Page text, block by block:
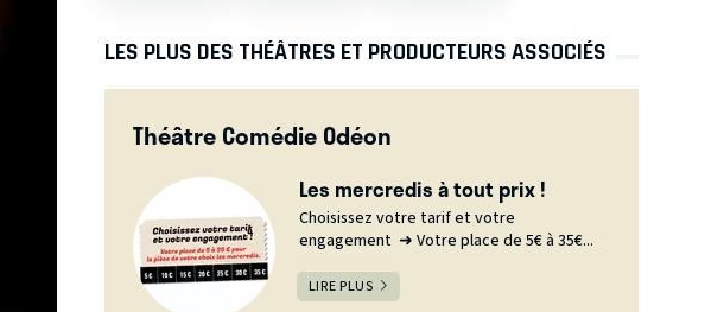
LES PLUS DES THÉÂTRES ET PRODUCTEURS ASSOCIÉS
Théâtre Comédie Odéon
Les mercredis à tout prix !
Choisissez votre tarif et votre
engagement ➜ Votre place de 5€ à 35€...
LIRE PLUS